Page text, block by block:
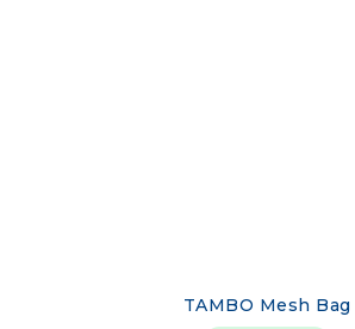
TAMBO Mesh Bag